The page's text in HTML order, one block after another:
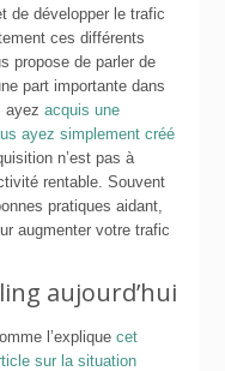
de développer le trafic
ces différents
propose de parler de
part importante dans
ayezacquis une
ayez simplement créé
n’est pas à
rentable. Souvent
pratiques aidant,
augmenter votre trafic
aujourd’hui
l’expliquecet
sur la situation